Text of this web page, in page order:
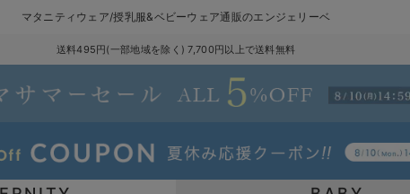
マタニティウェア/授乳服&ベビーウェア通販のエンジェリーベ
送料495円(一部地域を除く) 7,700円以上で送料無料